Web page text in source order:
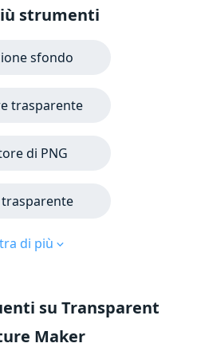
strumenti
sfondo
trasparente
di PNG
trasparente
di più
su Transparent
Maker